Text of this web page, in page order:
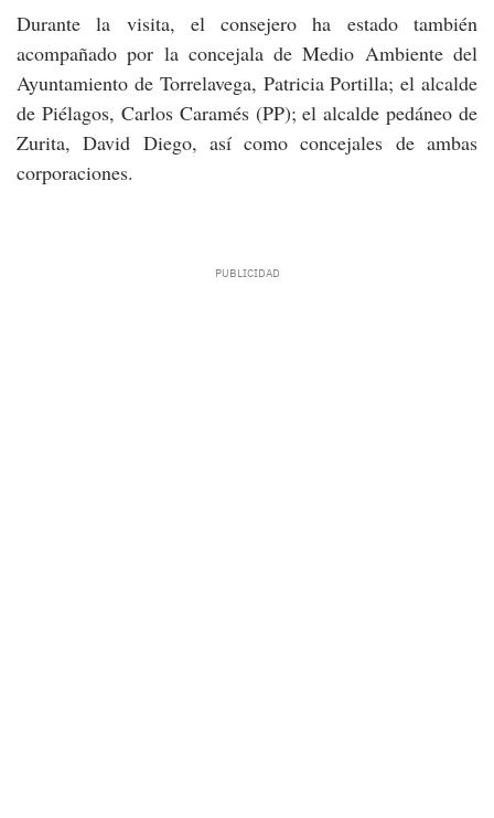
Durante la visita, el consejero ha estado también
acompañado por la concejala de Medio Ambiente del
Ayuntamiento de Torrelavega, Patricia Portilla; el alcalde
de Piélagos, Carlos Caramés (PP); el alcalde pedáneo de
Zurita, David Diego, así como concejales de ambas
corporaciones.